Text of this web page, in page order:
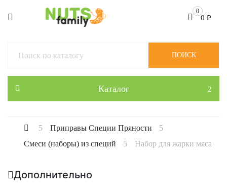
0
0 ₽
Каталог
ПОИСК
Приправы Специи Пряности
Смеси (наборы) из специй
Набор для жарки мяса
Дополнительно